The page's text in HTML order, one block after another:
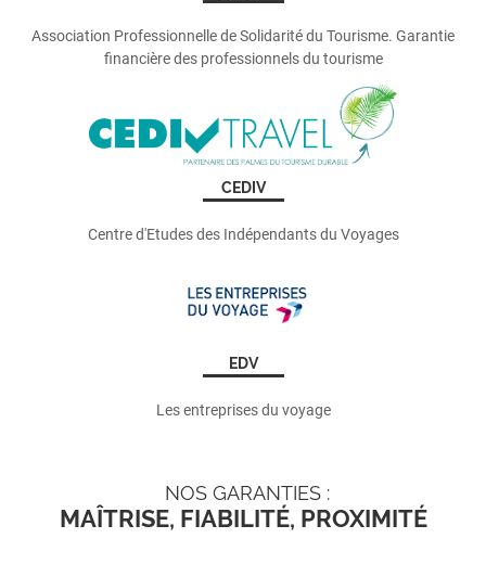
Association Professionnelle de Solidarité du Tourisme. Garantie
financière des professionnels du tourisme
CEDIV
Centre d'Etudes des Indépendants du Voyages
EDV
Les entreprises du voyage
NOS GARANTIES :
MAÎTRISE, FIABILITÉ, PROXIMITÉ